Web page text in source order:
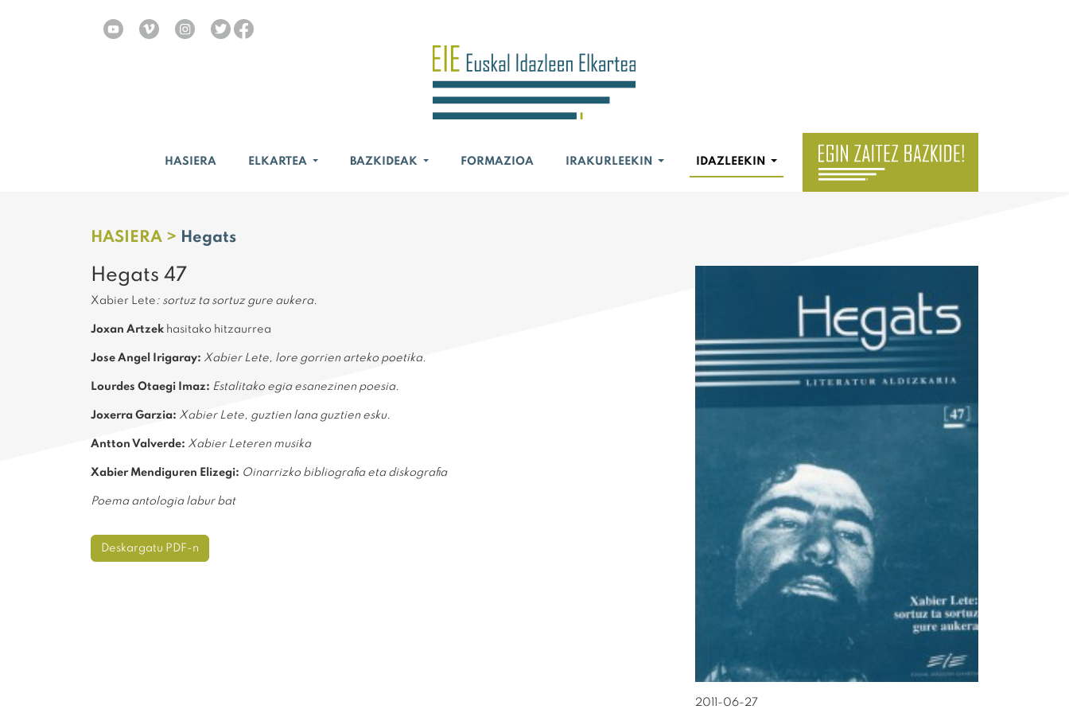
HASIERA ELKARTEA BAZKIDEAK FORMAZIOA IRAKURLEEKIN IDAZLEEKIN
HASIERA > Hegats
Hegats 47
Xabier Lete: sortuz ta sortuz gure aukera.
Joxan Artzek hasitako hitzaurrea
Jose Angel Irigaray: Xabier Lete, lore gorrien arteko poetika.
Lourdes Otaegi Imaz: Estalitako egia esanezinen poesia.
Joxerra Garzia: Xabier Lete, guztien lana guztien esku.
Antton Valverde: Xabier Leteren musika
Xabier Mendiguren Elizegi: Oinarrizko bibliografia eta diskografia
Poema antologia labur bat
Deskargatu PDF-n
2011-06-27